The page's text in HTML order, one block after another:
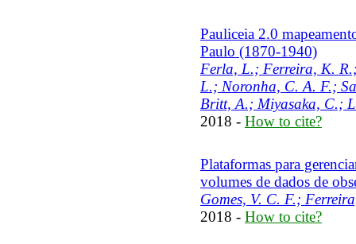
Pauliceia 2.0
Paulo (1870-1940)
Ferla, L.; Ferreira, K.
L.; Noronha, C. A. F.;
Britt, A.; Miyasaka, C.;
2018 - How to cite?
Plataformas para
volumes de dados de
Gomes, V. C. F.;
2018 - How to cite?